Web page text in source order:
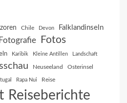
Chile Devon Falklandinseln
Fotografie Fotos
Karibik Kleine Antillen Landschaft
Neuseeland Osterinsel
Rapa Nui Reise
Reiseberichte